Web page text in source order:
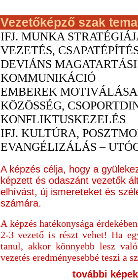
Vezetőképző szak
IFJ. MUNKA
VEZETÉS,
DEVIÁNS
KOMMUNIKÁCIÓ
EMBEREK MOTIVÁLÁSA
KÖZÖSSÉG,
KONFLIKTUSKEZELÉS
IFJ. KULTÚRA,
EVANGÉLIZÁLÁS –
A képzés célja, hogy a
képzett és odaszánt vezetők
elhívást, új ismereteket és
számára.
A képzés hatékonysága
2-3 vezető is részt vehet! Ha
tanul, akkor könnyebb lesz
vezetés eredményesebbé teszi a
további